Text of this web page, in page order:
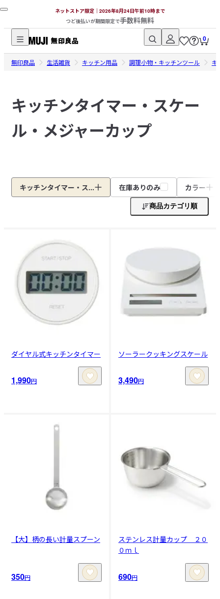
ネットストア限定｜2026年8月24日午前10時まで
つど後払いが期間限定で手数料無料
無
印
ネ
ッ
0
無印良品 生活雑貨 キッチン用品 調理小物・キッチンツール キ
キッチンタイマー・スケー
ル・メジャーカップ
キッチンタイマー・ス... 在庫ありのみ カラー
商品カテゴリ順
ダイヤル式キッチンタイマー
1,990円
ソーラークッキングスケール
3,490円
【大】柄の長い計量スプーン
350円
ステンレス計量カップ ２０
０ｍｌ
690円